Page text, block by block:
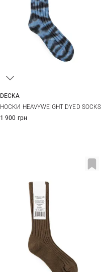
DECKA
НОСКИ HEAVYWEIGHT DYED SOCKS
1 900 грн